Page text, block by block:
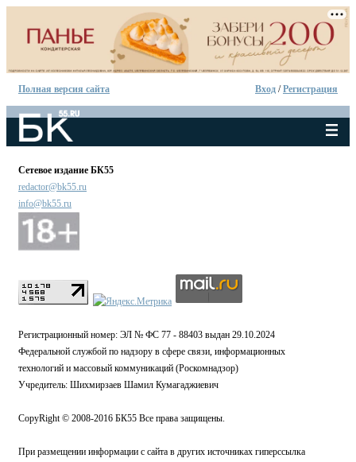
Полная версия сайта Вход /Регистрация
Сетевое издание БК55
redactor@bk55.ru
info@bk55.ru
Регистрационный номер: ЭЛ № ФС 77 - 88403 выдан 29.10.2024
Федеральной службой по надзору в сфере связи, информационных
технологий и массовый коммуникаций (Роскомнадзор)
Учредитель: Шихмирзаев Шамил Кумагаджиевич
CopyRight © 2008-2016 БК55 Все права защищены.
При размещении информации с сайта в других источниках гиперссылка